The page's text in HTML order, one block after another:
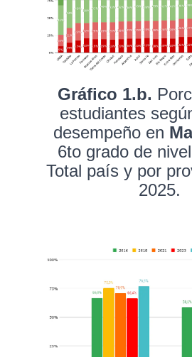
Gráfico 1.b.
estudiantes
desempeño en
6to grado de
Total país y por
2025.